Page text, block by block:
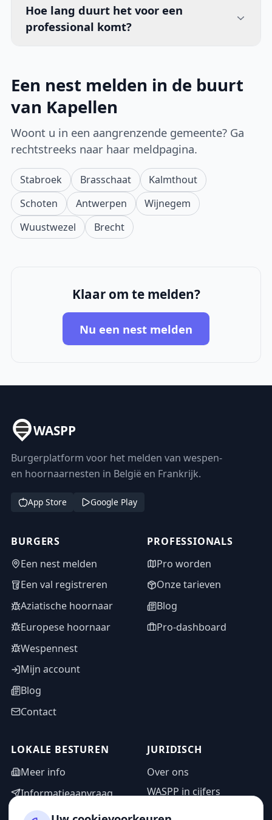
Hoe lang duurt het voor een
professional komt?
Een nest melden in de buurt
van Kapellen
Woont u in een aangrenzende gemeente? Ga
rechtstreeks naar haar meldpagina.
Stabroek Brasschaat
Kalmthout
Schoten
Antwerpen
Wijnegem
Wuustwezel
Brecht
Klaar om te melden?
Nu een nest melden
WASPP
Burgerplatform voor het melden van wespen-
en hoornaarnesten in België en Frankrijk.
App Store Google Play
BURGERS
Een nest melden
Een val registreren
Aziatische hoornaar
Europese hoornaar
Wespennest
Mijn account
Blog
Contact
PROFESSIONALS
Pro worden
Onze tarieven
Blog
Pro-dashboard
LOKALE BESTUREN
Meer info
Informatieaanvraag
Adminzone
JURIDISCH
Over ons
WASPP in cijfers